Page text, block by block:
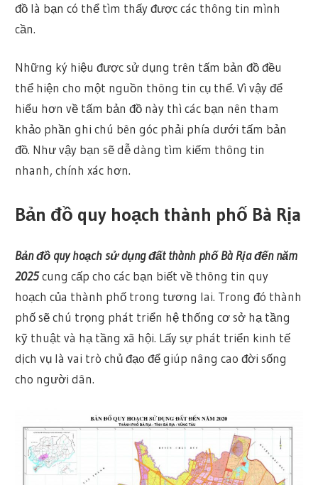
đồ là bạn có thể tìm thấy được các thông tin mình
cần.
Những ký hiệu được sử dụng trên tấm bản đồ đều
thể hiện cho một nguồn thông tin cụ thể. Vì vậy để
hiểu hơn về tấm bản đồ này thì các bạn nên tham
khảo phần ghi chú bên góc phải phía dưới tấm bản
đồ. Như vậy bạn sẽ dễ dàng tìm kiếm thông tin
nhanh, chính xác hơn.
Bản đồ quy hoạch thành phố Bà Rịa
Bản đồ quy hoạch sử dụng đất thành phố Bà Rịa đến năm
2025cung cấp cho các bạn biết về thông tin quy
hoạch của thành phố trong tương lai. Trong đó thành
phố sẽ chú trọng phát triển hệ thống cơ sở hạ tầng
kỹ thuật và hạ tầng xã hội. Lấy sự phát triển kinh tế
dịch vụ là vai trò chủ đạo để giúp nâng cao đời sống
cho người dân.